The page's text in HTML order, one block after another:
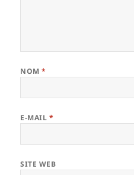
NOM*
E-MAIL *
SITE WEB